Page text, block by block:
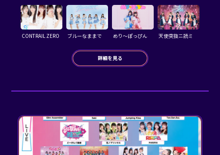
CONTRAIL ZERO ブルーなままで めり～ぽっぴん 天使突抜ニ読ミ
詳細を見る